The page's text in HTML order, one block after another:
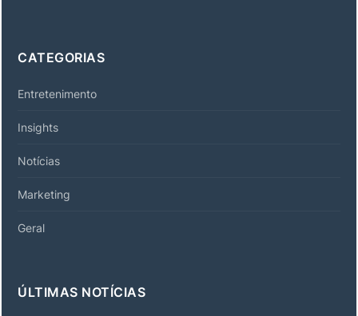
CATEGORIAS
Entretenimento
Insights
Notícias
Marketing
Geral
ÚLTIMAS NOTÍCIAS